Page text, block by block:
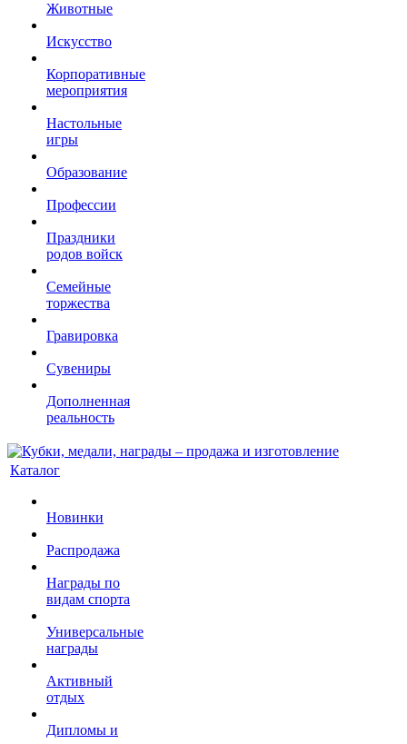
Животные
Искусство
Корпоративные
мероприятия
Настольные
игры
Образование
Профессии
Праздники
родов войск
Семейные
торжества
Гравировка
Сувениры
Дополненная
реальность
Каталог
Новинки
Распродажа
Награды по
видам спорта
Универсальные
награды
Активный
отдых
Дипломы и